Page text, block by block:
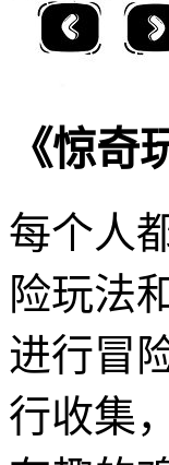
《惊
每个人
险玩法
进行冒
行收集